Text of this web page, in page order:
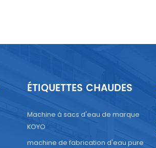
ÉTIQUETTES CHAUDES
Machine à sacs d'eau de marque
KOYO
machine de fabrication d'eau pure